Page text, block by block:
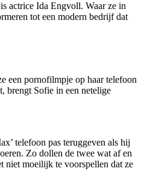
actrice Ida Engvoll. Waar ze in
tot een modern bedrijf dat
een pornofilmpje op haar telefoon
brengt Sofie in een netelige
telefoon pas teruggeven als hij
Zo dollen de twee wat af en
niet moeilijk te voorspellen dat ze